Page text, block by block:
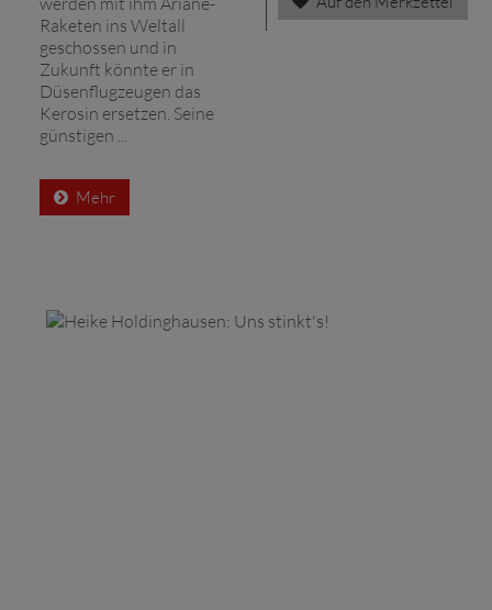
Raketen ins Weltall
geschossen und in
Zukunft könnte er in
Düsenflugzeugen das
Kerosin ersetzen. Seine
günstigen ...
Mehr